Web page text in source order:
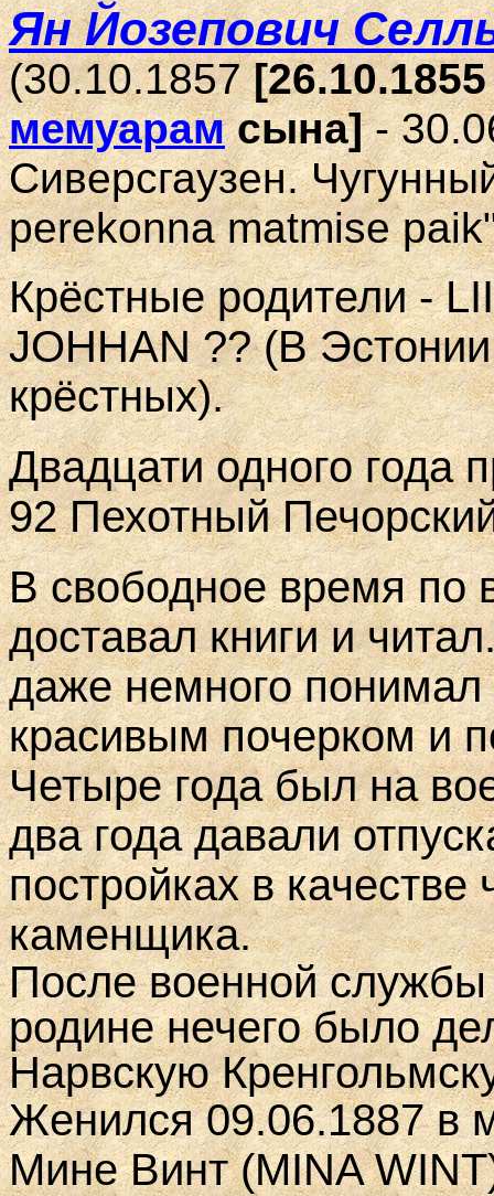
Ян Йозепович
(30.10.1857
мемуарамсына]-
Сиверсгаузен.
perekonna matmise paik
Крёстные родители -
JOHHAN ?? (В
крёстных).
Двадцати одного года
92 Пехотный
В свободное время по
доставал книги и
даже немного
красивым почерком и
Четыре года был на
два года давали
постройках в качестве
каменщика.
После военной службы
родине нечего было
Нарвскую
Женился 09.06.1887 в
Мине Винт (МINA